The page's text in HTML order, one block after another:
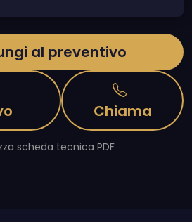
al preventivo
Chiama
scheda tecnica PDF